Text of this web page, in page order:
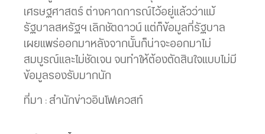
เศรษฐศาสตร์ ต่างคาดการณ์ไว้อยู่แล้วว่าแม้
รัฐบาลสหรัฐฯ เลิกชัตดาวน์ แต่ก็ข้อมูลที่รัฐบาล
เผยแพร่ออกมาหลังจากนั้นก็น่าจะออกมาไม่
สมบูรณ์และไม่ชัดเจน จนทำให้ต้องตัดสินใจแบบไม่มี
ข้อมูลรองรับมากนัก
ที่มา : สำนักข่าวอินโฟเควสท์